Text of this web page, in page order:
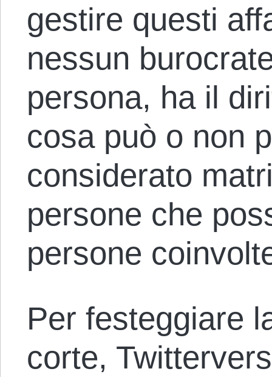
gestire questi
nessun
persona, ha il
cosa può o non
considerato
persone che
persone
Per festeggiare
corte,